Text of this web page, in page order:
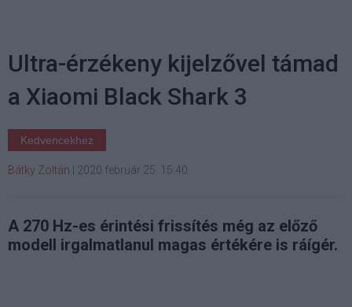
Ultra-érzékeny kijelzővel támad
a Xiaomi Black Shark 3
Kedvencekhez
Bátky Zoltán | 2020 február 25. 15:40
A 270 Hz-es érintési frissítés még az előző
modell irgalmatlanul magas értékére is ráígér.